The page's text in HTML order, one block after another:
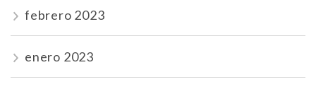
febrero 2023
enero 2023